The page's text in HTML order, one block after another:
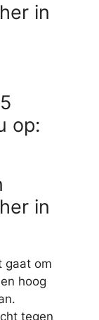
in
op:
in
gaat om
hoog
tegen